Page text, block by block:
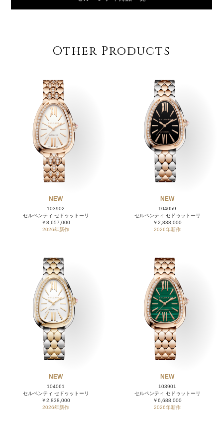
Other Products
NEW
103902
セルペンティ セドゥットーリ
￥8,657,000
2026年新作
NEW
104059
セルペンティ セドゥットーリ
￥2,838,000
2026年新作
NEW
104061
セルペンティ セドゥットーリ
￥2,838,000
2026年新作
NEW
103901
セルペンティ セドゥットーリ
￥6,688,000
2026年新作